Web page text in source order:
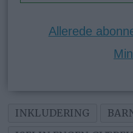
Allerede
INKLUDERING